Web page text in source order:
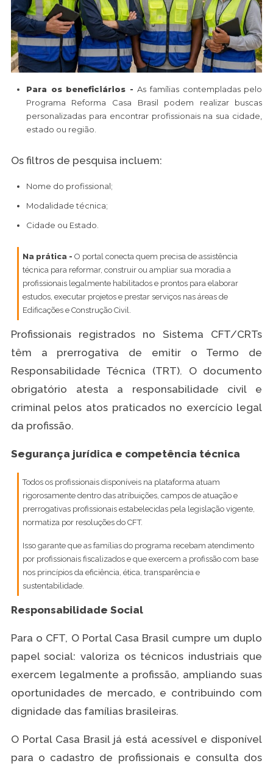
Para os beneficiários -As famílias contempladas pelo
Programa Reforma Casa Brasil podem realizar buscas
personalizadas para encontrar profissionais na sua cidade,
estado ou região.
Os filtros de pesquisa incluem:
Nome do profissional;
Modalidade técnica;
Cidade ou Estado.
Na prática - O portal conecta quem precisa de assistência
técnica para reformar, construir ou ampliar sua moradia a
profissionais legalmente habilitados e prontos para elaborar
estudos, executar projetos e prestar serviços nas áreas de
Edificações e Construção Civil.
Profissionais registrados no Sistema CFT/CRTs
têm a prerrogativa de emitir o Termo de
Responsabilidade Técnica (TRT). O documento
obrigatório atesta a responsabilidade civil e
criminal pelos atos praticados no exercício legal
da profissão.
Segurança jurídica e competência técnica
Todos os profissionais disponíveis na plataforma atuam
rigorosamente dentro das atribuições, campos de atuação e
prerrogativas profissionais estabelecidas pela legislação vigente,
normatiza por resoluções do CFT.
Isso garante que as famílias do programa recebam atendimento
por profissionais fiscalizados e que exercem a profissão com base
nos princípios da eficiência, ética, transparência e
sustentabilidade.
Responsabilidade Social
Para o CFT, O Portal Casa Brasil cumpre um duplo
papel social: valoriza os técnicos industriais que
exercem legalmente a profissão, ampliando suas
oportunidades de mercado, e contribuindo com
dignidade das famílias brasileiras.
O Portal Casa Brasil já está acessível e disponível
para o cadastro de profissionais e consulta dos